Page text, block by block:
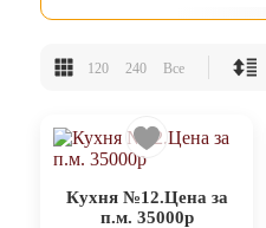
120 240 Все
Кухня №12.Цена за
п.м. 35000р